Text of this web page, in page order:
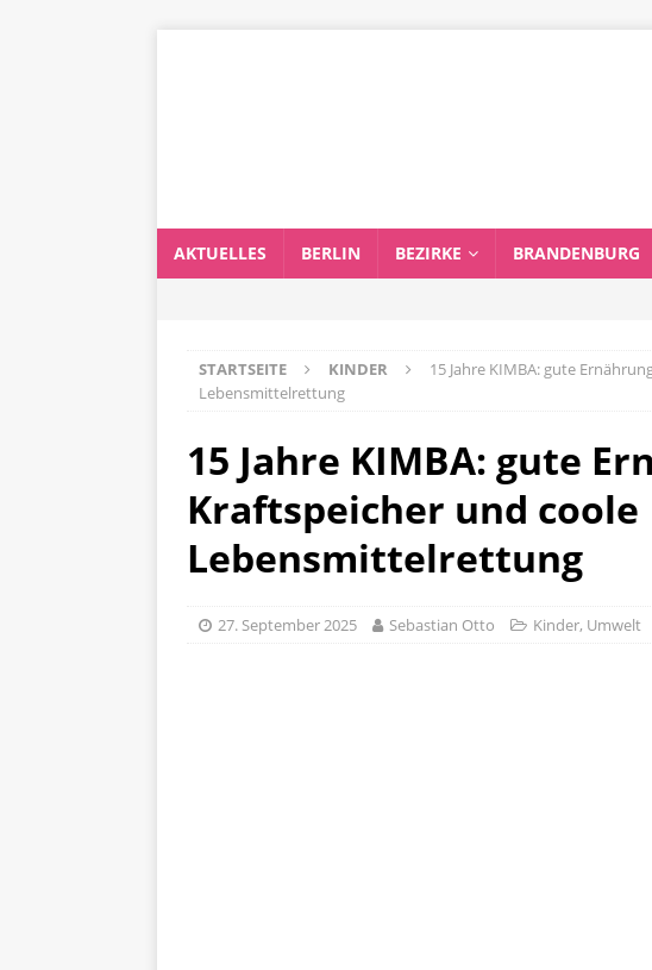
AKTUELLES BERLIN BEZIRKE BRANDENBURG
STARTSEITE KINDER
15 Jahre KIMBA: gute
Lebensmittelrettung
15 Jahre KIMBA: gute
Kraftspeicher und coole
Lebensmittelrettung
27. September 2025 Sebastian Otto Kinder, Umwelt